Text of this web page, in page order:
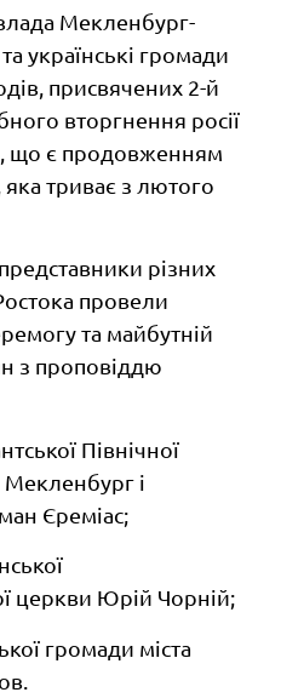
Мекленбург-
українські громади
присвячених 2-й
вторгнення росії
що є продовженням
яка триває з лютого
різних
провели
та майбутній
з проповіддю
Північної
Мекленбург і
Єреміас;
церкви Юрій Чорній;
громади міста